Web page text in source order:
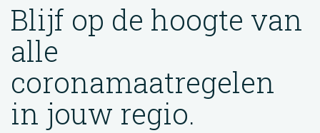
Blijf op de hoogte van
alle
coronamaatregelen
in jouw regio.